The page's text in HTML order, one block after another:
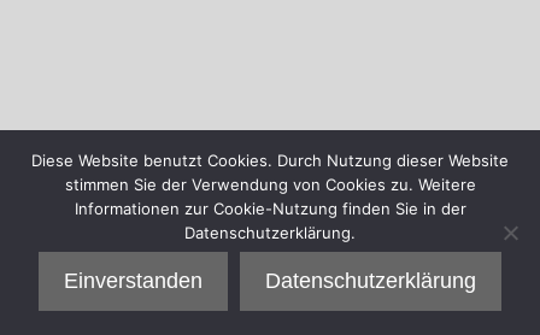
Diese Website benutzt Cookies. Durch Nutzung dieser Website
stimmen Sie der Verwendung von Cookies zu. Weitere
Informationen zur Cookie-Nutzung finden Sie in der
Datenschutzerklärung.
Einverstanden Datenschutzerklärung